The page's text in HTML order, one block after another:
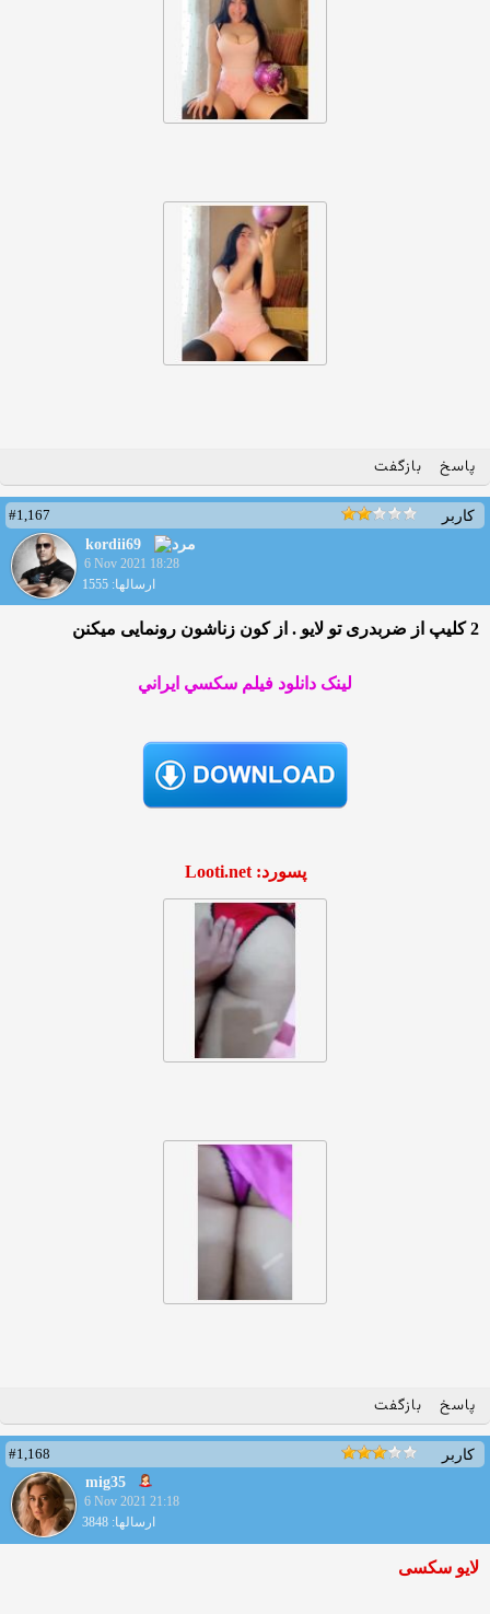
پاسخ بازگفت
کاربر
#1,167
kordii69
6 Nov 2021 18:28
ارسالها: 1555
2 کلیپ از ضربدری تو لایو . از کون زناشون رونمایی میکنن
لينک دانلود فيلم سکسي ايراني
پسورد: Looti.net
پاسخ بازگفت
کاربر
#1,168
mig35
6 Nov 2021 21:18
ارسالها: 3848
لایو سکسی